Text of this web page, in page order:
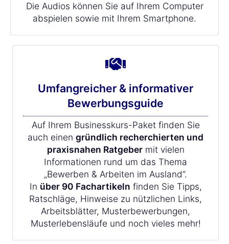
Die Audios können Sie auf Ihrem Computer
abspielen sowie mit Ihrem Smartphone.
Umfangreicher & informativer
Bewerbungsguide
Auf Ihrem Businesskurs-Paket finden Sie
auch einen gründlich recherchierten und
praxisnahen Ratgebermit vielen
Informationen rund um das Thema
„Bewerben & Arbeiten im Ausland“.
In über 90 Fachartikeln finden Sie Tipps,
Ratschläge, Hinweise zu nützlichen Links,
Arbeitsblätter, Musterbewerbungen,
Musterlebensläufe und noch vieles mehr!